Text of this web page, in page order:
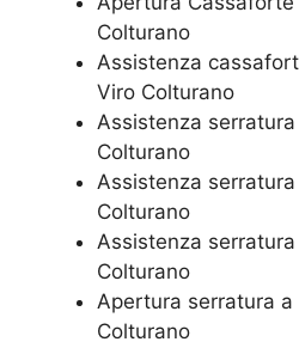
Colturano
Assistenza
Viro Colturano
​Assistenza
Colturano
Assistenza
Colturano
Assistenza
Colturano
​Apertura serratura​
Colturano